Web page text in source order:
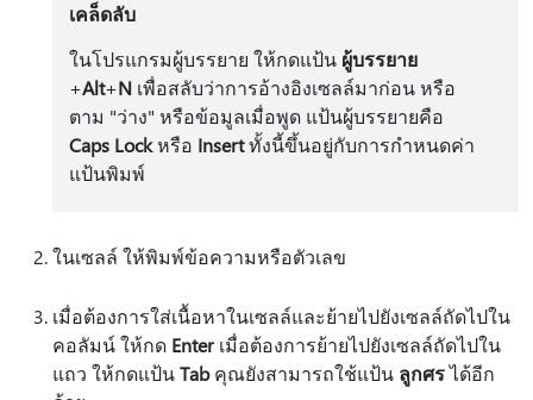
เคล็ดลับ
ในโปรแกรมผู้บรรยาย ให้กดแป้น ผู้บรรยาย
+Alt+Nเพื่อสลับว่าการอ้างอิงเซลล์มาก่อน หรือ
ตาม "ว่าง" หรือข้อมูลเมื่อพูด แป้นผู้บรรยายคือ
Caps Lockหรือ Insertทั้งนี้ขึ้นอยู่กับการกําหนดค่า
แป้นพิมพ์
ในเซลล์ ให้พิมพ์ข้อความหรือตัวเลข
เมื่อต้องการใส่เนื้อหาในเซลล์และย้ายไปยังเซลล์ถัดไปใน
คอลัมน์ ให้กด Enterเมื่อต้องการย้ายไปยังเซลล์ถัดไปใน
แถว ให้กดแป้นTabคุณยังสามารถใช้แป้น ลูกศรได้อีก